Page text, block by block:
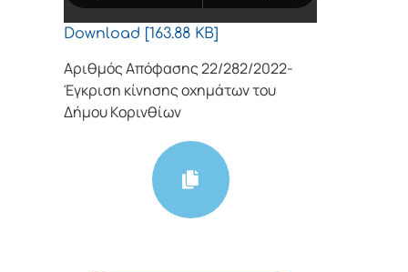
Download [163.88 KB]
Αριθμός Απόφασης 22/282/2022-
Έγκριση κίνησης οχημάτων του
Δήμου Κορινθίων